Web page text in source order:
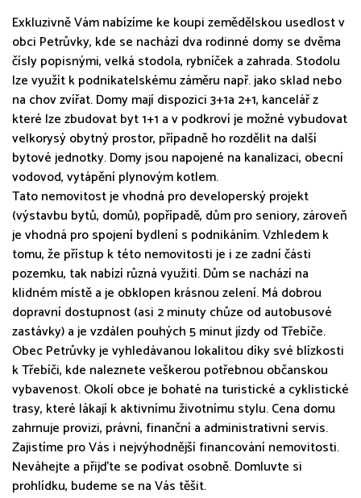
Exkluzivně Vám nabízíme ke koupi zemědělskou usedlost v
obci Petrůvky, kde se nachází dva rodinné domy se dvěma
čísly popisnými, velká stodola, rybníček a zahrada. Stodolu
lze využít k podnikatelskému záměru např. jako sklad nebo
na chov zvířat. Domy mají dispozici 3+1a 2+1, kancelář z
které lze zbudovat byt 1+1 a v podkroví je možné vybudovat
velkorysý obytný prostor, případně ho rozdělit na další
bytové jednotky. Domy jsou napojené na kanalizaci, obecní
vodovod, vytápění plynovým kotlem.
Tato nemovitost je vhodná pro developerský projekt
(výstavbu bytů, domů), popřípadě, dům pro seniory, zároveň
je vhodná pro spojení bydlení s podnikáním. Vzhledem k
tomu, že přístup k této nemovitosti je i ze zadní části
pozemku, tak nabízí různá využití. Dům se nachází na
klidném místě a je obklopen krásnou zelení. Má dobrou
dopravní dostupnost (asi 2 minuty chůze od autobusové
zastávky) a je vzdálen pouhých 5 minut jízdy od Třebíče.
Obec Petrůvky je vyhledávanou lokalitou díky své blízkosti
k Třebíči, kde naleznete veškerou potřebnou občanskou
vybavenost. Okolí obce je bohaté na turistické a cyklistické
trasy, které lákají k aktivnímu životnímu stylu. Cena domu
zahrnuje provizi, právní, finanční a administrativní servis.
Zajistíme pro Vás i nejvýhodnější financování nemovitosti.
Neváhejte a přijďte se podívat osobně. Domluvte si
prohlídku, budeme se na Vás těšit.